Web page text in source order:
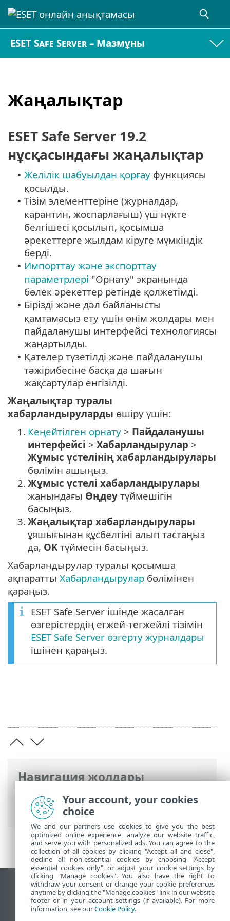
ESET Safe Server – Мазмұны
Жаңалықтар
Навигация жолдары
ESET онлайн анықтамасы>ESET Safe
Server> ESET Safe Server > Жаңалықтар
ESET Safe Server 19.2
нұсқасындағы жаңалықтар
• Желілік шабуылдан қорғау функциясы
қосылды.
• Тізім элементтеріне (журналдар,
карантин, жоспарлағыш) үш нүкте
белгішесі қосылып, қосымша
әрекеттерге жылдам кіруге мүмкіндік
берді.
• Импорттау және экспорттау
параметрлері "Орнату" экранында
бөлек әрекеттер ретінде қолжетімді.
• Бірізді және дәл байланысты
қамтамасыз ету үшін өнім жолдары мен
пайдаланушы интерфейсі технологиясы
жаңартылды.
• Қателер түзетілді және пайдаланушы
тәжірибесіне басқа да шағын
жақсартулар енгізілді.
Жаңалықтар туралы
хабарландыруларды өшіру үшін:
1. Кеңейтілген орнату > Пайдаланушы
интерфейсі > Хабарландырулар >
Жұмыс үстелінің хабарландырулары
бөлімін ашыңыз.
2. Жұмыс үстелі хабарландырулары
жанындағы Өңдеу түймешігін
басыңыз.
3. Жаңалықтар хабарландырулары
ұяшығынан құсбелгіні алып тастаңыз
да, OKтүймесін басыңыз.
Хабарландырулар туралы қосымша
ақпаратты Хабарландырулар бөлімінен
қараңыз.
ESET Safe Server ішінде жасалған
өзгерістердің егжей-тегжейлі тізімін
ESET Safe Server өзгерту журналдары
ішінен қараңыз.
Жұмыс үстеліндегі сайтты қарау
End of Life
ESET білім қоры
Your account, your cookies
choice
We and our partners use cookies to give you the best
optimized online experience, analyze our website traffic,
and serve you with personalized ads. You can agree to the
collection of all cookies by clicking "Accept all and close",
decline all non-essential cookies by choosing "Accept
essential cookies only", or adjust your cookie settings by
clicking "Manage cookies". You also have the right to
withdraw your consent or change your cookie preferences
anytime by clicking the "Manage cookies" link in our website
footer or in your account settings (if available). For more
information, see ourCookie Policy.